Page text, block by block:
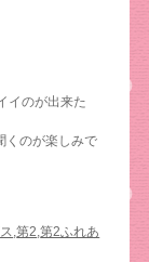
イのが出来た
くのが楽しみで
,第2,第2ふれあ